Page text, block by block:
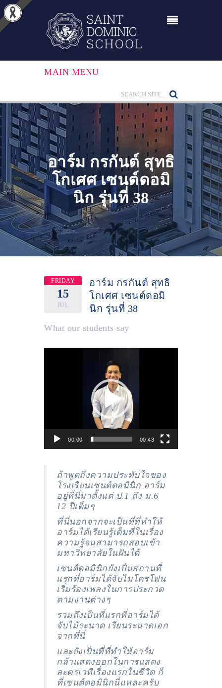
MAIN MENU
อาร์ม กรกันต์ สุทธิ
โกเศศ เซนต์ดอมิ
นิก รุ่นที่ 38
FRIDAY
15
JUL
อาร์ม กรกันต์ สุทธิ
โกเศศ เซนต์ดอมิ
นิก รุ่นที่ 38
What our students say
00:00 00:43
ถ้าพูดถึงความประทับใจของ
โรงเรียนเซนต์ดอมินิก อาร์ม
อยู่ที่นี่มาตั้งแต่ ป.1 ถึง ม.6
12 ปีเต็มๆ
ที่นี่นอกจากจะเป็นที่ที่ทำให้
อาร์มได้เรียนรู้เต็มที่ในเรื่อง
ความรู้จนสามารถสอบเข้า
มหาวิทยาลัยในฝันได้
เซนต์ดอมินิกยังเป็นสถานที่
แรกที่อาร์มได้จับไมโครโฟน
เริ่มร้องเพลงในการประกวด
ตามงานต่างๆ
รวมถึงเป็นที่แรกที่อาร์มได้
จับไม้ระนาด เรียนระนาดเอก
จากที่นี่
และยังเป็นที่ที่ทำให้อาร์ม
กล้าแสดงออกในการแสดง
ละครเวทีเรื่องแรกในชีวิต ก็
ที่เซนต์ดอมินิกนี่แหละครับ